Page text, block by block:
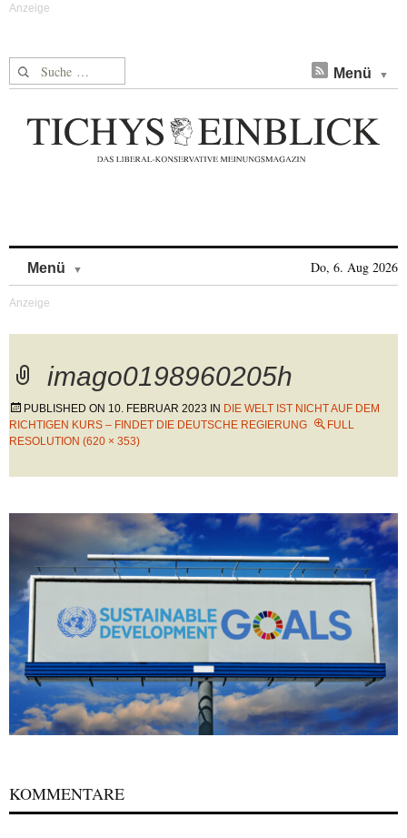
Suche nach: Menü
Menü Do, 6. Aug 2026
imago0198960205h
PUBLISHED ON 10. FEBRUAR 2023 IN DIE WELT IST NICHT AUF DEM
RICHTIGEN KURS – FINDET DIE DEUTSCHE REGIERUNG
FULL
RESOLUTION (620 × 353)
KOMMENTARE